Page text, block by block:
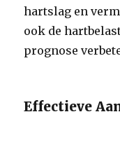
hartslag en
ook de
prognose
Effectieve